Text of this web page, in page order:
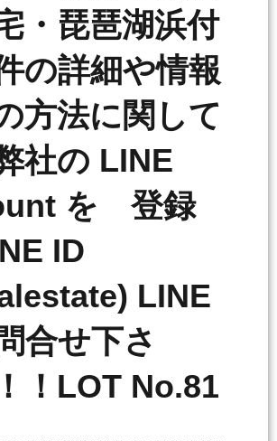
・琵琶湖浜付
の詳細や情報
方法に関して
社の LINE
を 登録
ID
LINE
合せ下さ
！LOT No.81